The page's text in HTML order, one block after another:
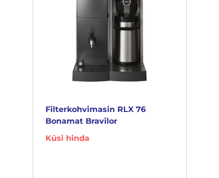
Filterkohvimasin RLX 76
Bonamat Bravilor
Küsi hinda